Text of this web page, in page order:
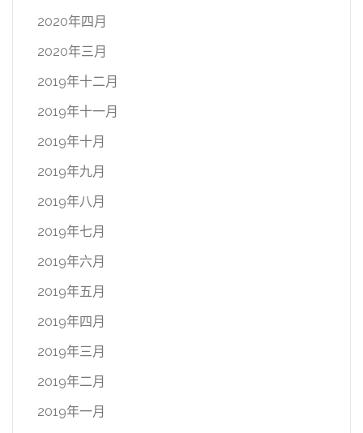
2020年四月
2020年三月
2019年十二月
2019年十一月
2019年十月
2019年九月
2019年八月
2019年七月
2019年六月
2019年五月
2019年四月
2019年三月
2019年二月
2019年一月